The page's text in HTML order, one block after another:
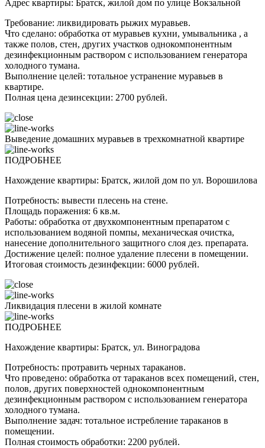
Адрес квартиры: Братск, жилой дом по улице Вокзальной
Требование: ликвидировать рыжих муравьев.
Что сделано: обработка от муравьев кухни, умывальника , а
также полов, стен, других участков однокомпонентным
дезинфекционным раствором с использованием генератора
холодного тумана.
Выполнение целей: тотальное устранение муравьев в
квартире.
Полная цена дезинсекции: 2700 рублей.
Выведение домашних муравьев в трехкомнатной квартире
ПОДРОБНЕЕ
Нахождение квартиры: Братск, жилой дом по ул. Ворошилова
Потребность: вывести плесень на стене.
Площадь поражения: 6 кв.м.
Работы: обработка от двухкомпонентным препаратом с
использованием водяной помпы, механическая очистка,
нанесение дополнительного защитного слоя дез. препарата.
Достижение целей: полное удаление плесени в помещении.
Итоговая стоимость дезинфекции: 6000 рублей.
Ликвидация плесени в жилой комнате
ПОДРОБНЕЕ
Нахождение квартиры: Братск, ул. Виноградова
Потребность: протравить черных тараканов.
Что проведено: обработка от тараканов всех помещений, стен,
полов, других поверхностей однокомпонентным
дезинфекционным раствором с использованием генератора
холодного тумана.
Выполнение задач: тотальное истребление тараканов в
помещении.
Полная стоимость обработки: 2200 рублей.